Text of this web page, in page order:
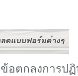
อตกลงการป